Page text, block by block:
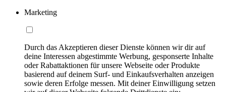
Marketing
Durch das Akzeptieren dieser Dienste können wir dir auf
deine Interessen abgestimmte Werbung, gesponserte Inhalte
oder Rabattaktionen für unsere Webseite oder Produkte
basierend auf deinem Surf- und Einkaufsverhalten anzeigen
sowie deren Erfolge messen. Mit deiner Einwilligung setzen